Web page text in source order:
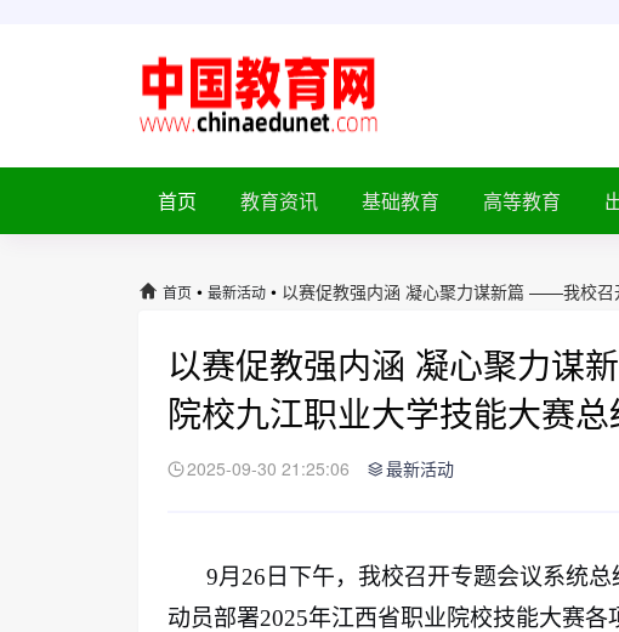
首页 教育资讯 基础教育 高等教育
首页 • 最新活动 • 以赛促教强内涵 凝心聚力谋新篇 ——我校召
以赛促教强内涵 凝心聚力
院校九江职业大学技能大赛
2025-09-30 21:25:06 最新活动
9月26日下午，我校召开专题会议系统
动员部署2025年江西省职业院校技能大赛